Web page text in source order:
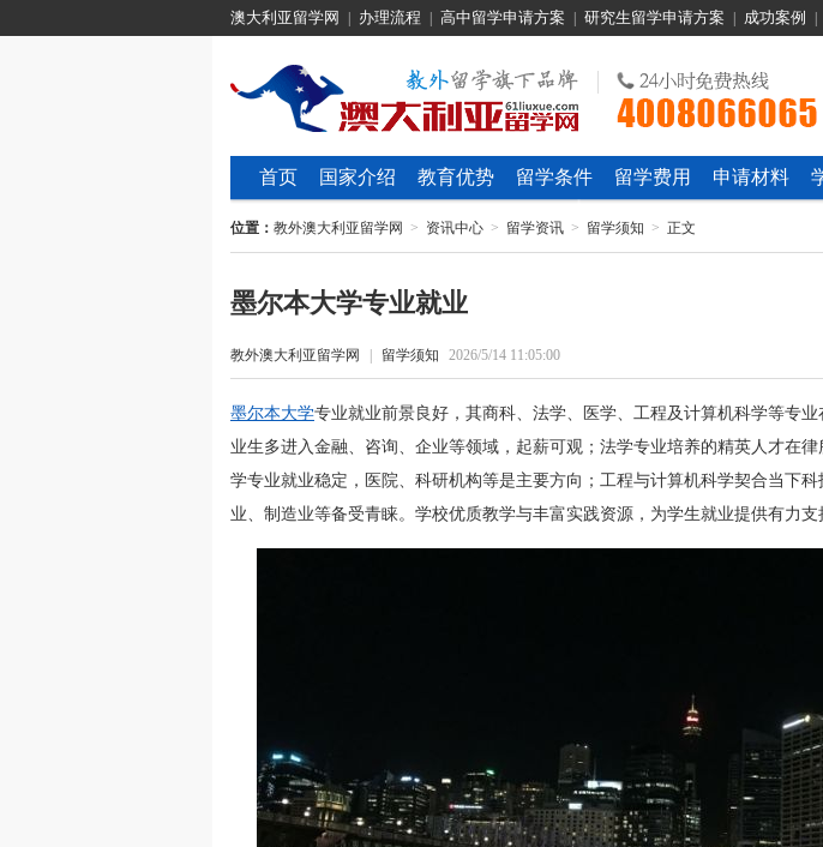
澳大利亚留学网 办理流程 高中留学申请方案 研究生留学申请方案 成功案例
首页 国家介绍 教育优势 留学条件 留学费用 申请材料
位置： 教外澳大利亚留学网 > 资讯中心 > 留学资讯 > 留学须知 > 正文
墨尔本大学专业就业
教外澳大利亚留学网 留学须知 2026/5/14 11:05:00
墨尔本大学专业就业前景良好，其商科、法学、医学、工程及计算机科学等专
业生多进入金融、咨询、企业等领域，起薪可观；法学专业培养的精英人才在
学专业就业稳定，医院、科研机构等是主要方向；工程与计算机科学契合当下
业、制造业等备受青睐。学校优质教学与丰富实践资源，为学生就业提供有力支